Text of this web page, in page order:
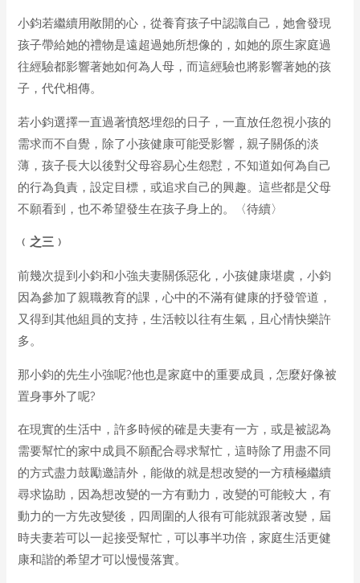
小鈞若繼續用敞開的心，從養育孩子中認識自己，她會發現
孩子帶給她的禮物是遠超過她所想像的，如她的原生家庭過
往經驗都影響著她如何為人母，而這經驗也將影響著她的孩
子，代代相傳。
若小鈞選擇一直過著憤怒埋怨的日子，一直放任忽視小孩的
需求而不自覺，除了小孩健康可能受影響，親子關係的淡
薄，孩子長大以後對父母容易心生怨懟，不知道如何為自己
的行為負責，設定目標，或追求自己的興趣。這些都是父母
不願看到，也不希望發生在孩子身上的。〈待續〉
﹙之三 ﹚
前幾次提到小鈞和小強夫妻關係惡化，小孩健康堪虞，小鈞
因為參加了親職教育的課，心中的不滿有健康的抒發管道，
又得到其他組員的支持，生活較以往有生氣，且心情快樂許
多。
那小鈞的先生小強呢?他也是家庭中的重要成員，怎麼好像被
置身事外了呢?
在現實的生活中，許多時候的確是夫妻有一方，或是被認為
需要幫忙的家中成員不願配合尋求幫忙，這時除了用盡不同
的方式盡力鼓勵邀請外，能做的就是想改變的一方積極繼續
尋求協助，因為想改變的一方有動力，改變的可能較大，有
動力的一方先改變後，四周圍的人很有可能就跟著改變，屆
時夫妻若可以一起接受幫忙，可以事半功倍，家庭生活更健
康和諧的希望才可以慢慢落實。